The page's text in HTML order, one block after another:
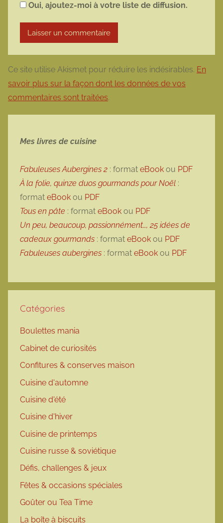
Oui, ajoutez-moi à votre liste de diffusion.
Ce site utilise Akismet pour réduire les indésirables. En
savoir plus sur la façon dont les données de vos
commentaires sont traitées.
Mes livres de cuisine
Fabuleuses Aubergines 2 : format eBook ou PDF
À la folie, quinze duos gourmands pour Noël :
format eBook ou PDF
Tous en pâte : format eBook ou PDF
Un peu, beaucoup, passionnément…, 25 idées de
cadeaux gourmands : format eBook ou PDF
Fabuleuses aubergines : format eBook ou PDF
Catégories
Boulettes mania
Cabinet de curiosités
Confitures & conserves maison
Cuisine d'automne
Cuisine d'été
Cuisine d'hiver
Cuisine de printemps
Cuisine russe & soviétique
Défis, challenges & jeux
Fêtes & occasions spéciales
Goûter ou Tea Time
La boîte à biscuits